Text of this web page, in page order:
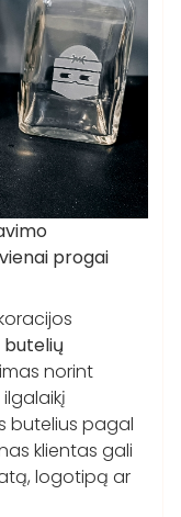
progai
butelių
norint
butelius pagal
klientas gali
logotipą ar